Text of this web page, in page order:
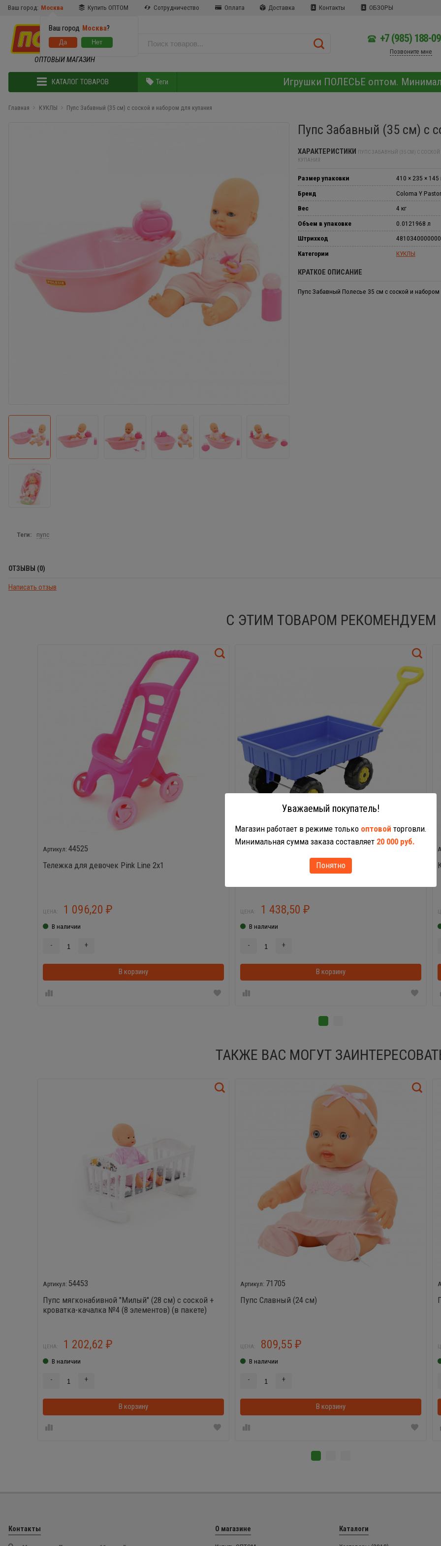
Ваш город: Москва
Ваш город Москва?
Купить ОПТОМ Сотрудничество Оплата Доставка Контакты ОБЗОРЫ
ОПТОВЫЙ МАГАЗИН
+7 (985) 188-
Позвоните мне
КАТАЛОГ ТОВАРОВ Теги Игрушки ПОЛЕСЬЕ оптом.
Главная КУКЛЫ Пупс Забавный (35 см) с соской и набором для купания
Пупс Забавный (35 см) с
ХАРАКТЕРИСТИКИ ПУПС ЗАБАВНЫЙ (35 СМ) С
КУПАНИЯ
Размер упаковки
410 × 235 ×
Бренд
Coloma Y Pastor
Вес
4 кг
Объем в упаковке
0.0121968 л
Штрихкод
4810340000000
Категории
КУКЛЫ
КРАТКОЕ ОПИСАНИЕ
Пупс Забавный Полесье 35 см с соской и набором
Теги: пупс
ОТЗЫВЫ (0)
Написать отзыв
С ЭТИМ ТОВАРОМ РЕКОМЕНДУЕМ
44525
Тележка для девочек Pink Line 2х1
ЦЕНА: 1 096,20 ₽
В наличии
- +
В корзину В корзинке
Тележка Дачная 36971
ЦЕНА: 1 438,50 ₽
В наличии
- +
В корзину
ТАКЖЕ ВАС МОГУТ
54453
Пупс мягконабивной "Милый" (28 см) с соской +
кроватка-качалка №4 (8 элементов) (в пакете)
ЦЕНА: 1 202,62 ₽
В наличии
- +
В корзину В корзинке
71705
Пупс Славный (24 см)
ЦЕНА: 809,55 ₽
В наличии
- +
В корзину
Контакты О магазине Каталоги
Уважаемый покупатель!
Магазин работает в режиме только оптовой торговли.
Минимальная сумма заказа составляет 20 000 руб.
Понятно